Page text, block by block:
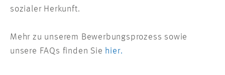
sozialer Herkunft.
Mehr zu unserem Bewerbungsprozess sowie
unsere FAQs finden Sie hier.